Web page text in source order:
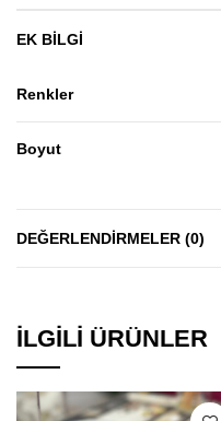
EK BILGI
Renkler
Boyut
DEĞERLENDIRMELER (0)
İLGILI ÜRÜNLER